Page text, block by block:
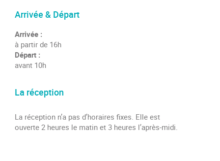
Arrivée & Départ
Arrivée :
à partir de 16h
Départ :
avant 10h
La réception
La réception n’a pas d’horaires fixes. Elle est
ouverte 2 heures le matin et 3 heures l’après-midi.